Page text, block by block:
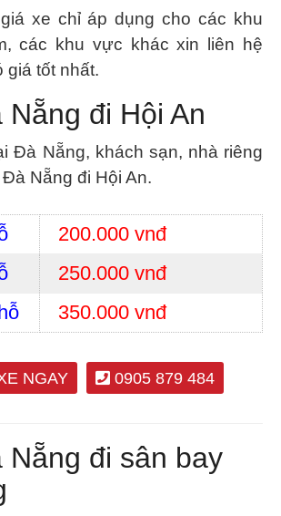
xe chỉ áp dụng cho các khu
các khu vực khác xin liên hệ
giá tốt nhất.
đi Hội An
Đà Nẵng, khách sạn, nhà riêng
Nẵng đi Hội An.
200.000 vnđ
250.000 vnđ
350.000 vnđ
NGAY 0905 879 484
đi sân bay